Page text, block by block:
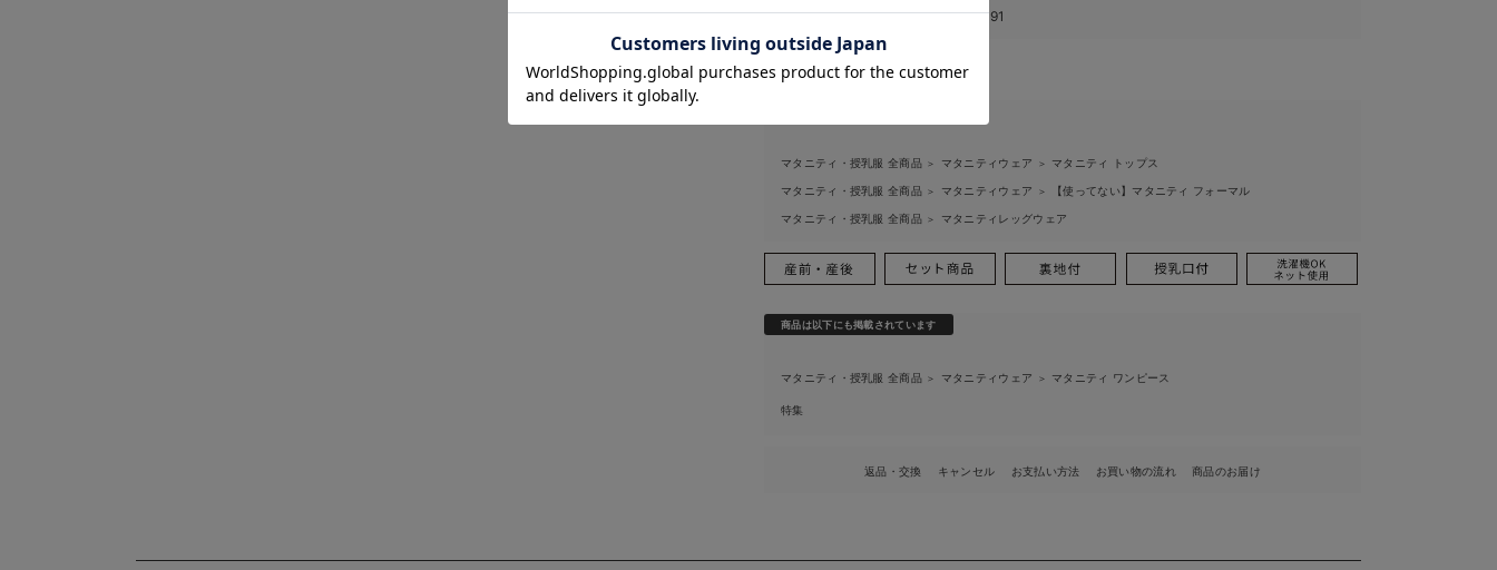
このアイテムのお気に入り登録数 91
マタニティ・授乳服 全商品 ＞ マタニティウェア ＞ マタニティ トップス
マタニティ・授乳服 全商品 ＞ マタニティウェア ＞ 【使ってない】マタニティ フォーマル
マタニティ・授乳服 全商品 ＞ マタニティレッグウェア
商品は以下にも掲載されています
マタニティ・授乳服 全商品 ＞ マタニティウェア ＞ マタニティ ワンピース
特集
返品・交換 キャンセル お支払い方法 お買い物の流れ 商品のお届け
お気に入り商品を確認する